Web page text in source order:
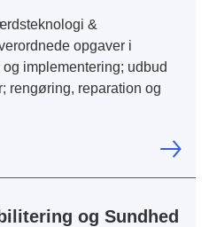
&
opgaver i
implementering; udbud
rengøring, reparation og
og Sundhed